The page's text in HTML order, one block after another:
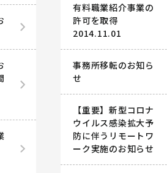
有料職業紹介事業の
許可を取得
2014.11.01
事務所移転のお知ら
せ
【重要】新型コロナ
ウイルス感染拡大予
防に伴うリモートワ
ーク実施のお知らせ